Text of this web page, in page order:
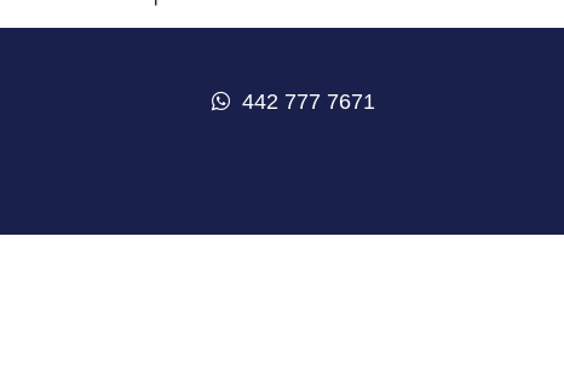
442 777 7671